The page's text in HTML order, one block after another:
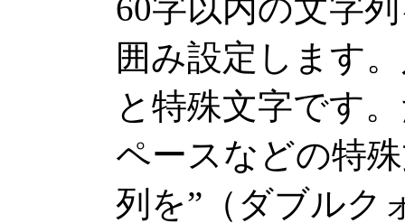
60字以内の文字
囲み設定します
と特殊文字です
ペースなどの特
列を”（ダブルク